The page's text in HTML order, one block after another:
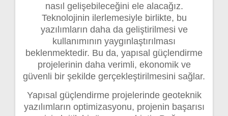
nasıl gelişebileceğini ele alacağız.
Teknolojinin ilerlemesiyle birlikte, bu
yazılımların daha da geliştirilmesi ve
kullanımının yaygınlaştırılması
beklenmektedir. Bu da, yapısal güçlendirme
projelerinin daha verimli, ekonomik ve
güvenli bir şekilde gerçekleştirilmesini sağlar.
Yapısal güçlendirme projelerinde geoteknik
yazılımların optimizasyonu, projenin başarısı